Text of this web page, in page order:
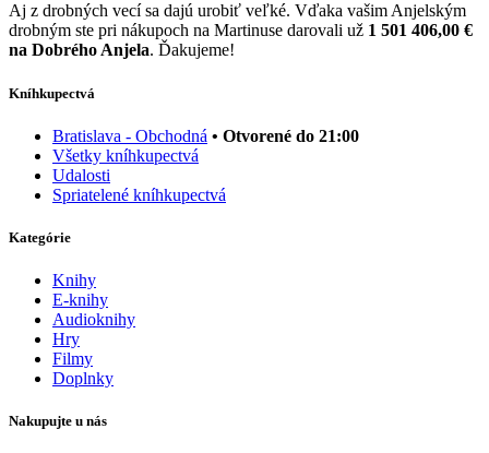
Aj z drobných vecí sa dajú urobiť veľké. Vďaka vašim Anjelským
drobným ste pri nákupoch na Martinuse darovali už 1 501 406,00 €
na Dobrého Anjela. Ďakujeme!
Kníhkupectvá
Bratislava - Obchodná • Otvorené do 21:00
Všetky kníhkupectvá
Udalosti
Spriatelené kníhkupectvá
Kategórie
Knihy
E-knihy
Audioknihy
Hry
Filmy
Doplnky
Nakupujte u nás